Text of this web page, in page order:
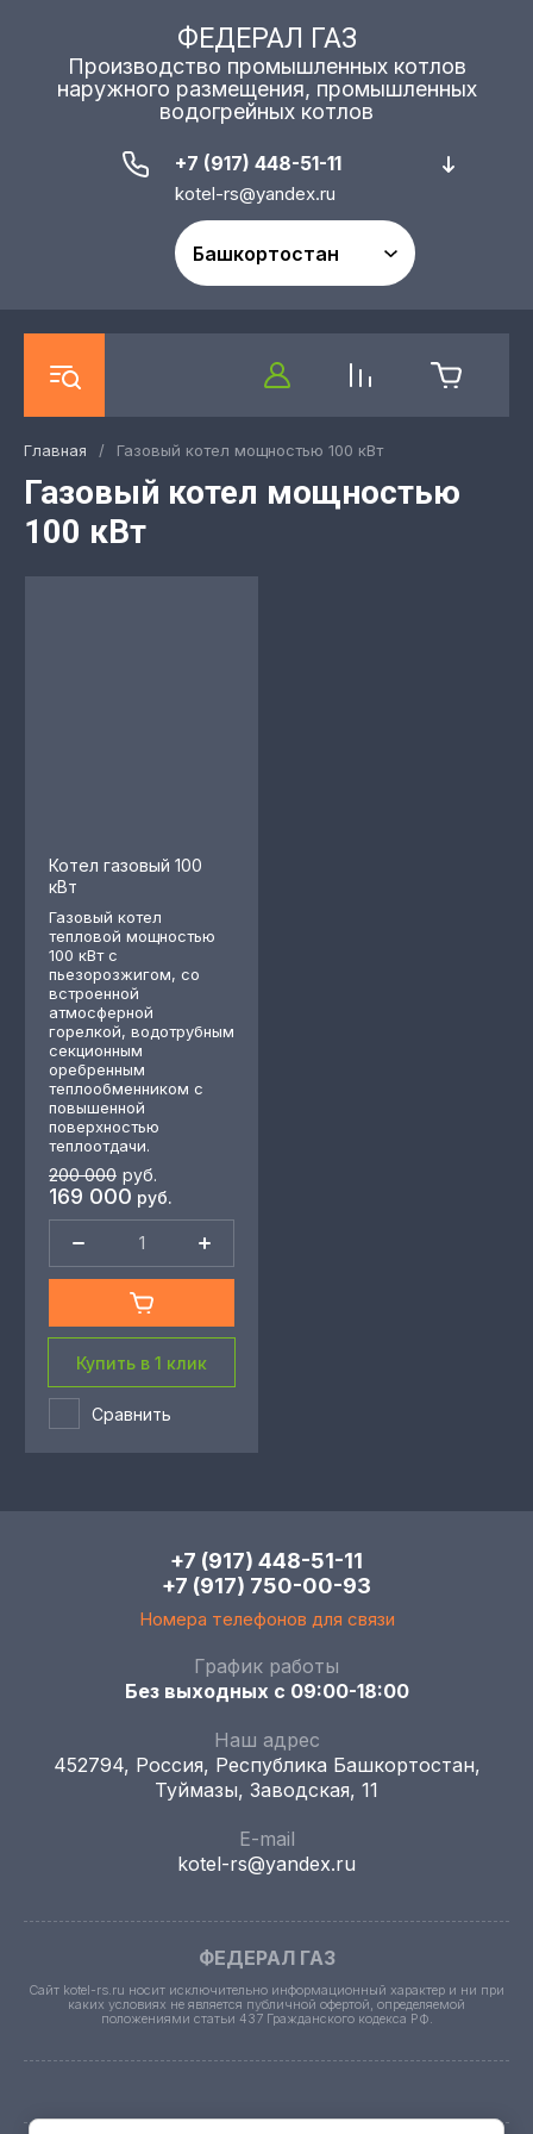
ФЕДЕРАЛ ГАЗ
Производство промышленных котлов
наружного размещения, промышленных
водогрейных котлов
+7 (917) 448-51-11
kotel-rs@yandex.ru
Главная / Газовый котел мощностью 100 кВт
Газовый котел мощностью
100 кВт
Котел газовый 100
кВт
Газовый котел
тепловой мощностью
100 кВт с
пьезорозжигом, со
встроенной
атмосферной
горелкой, водотрубным
секционным
оребренным
теплообменником с
повышенной
поверхностью
теплоотдачи.
200 000 руб.
169 000 руб.
Купить в 1 клик
Сравнить
+7 (917) 448-51-11
+7 (917) 750-00-93
Номера телефонов для связи
График работы
Без выходных с 09:00-18:00
Наш адрес
452794, Россия, Республика Башкортостан,
Туймазы, Заводская, 11
E-mail
kotel-rs@yandex.ru
ФЕДЕРАЛ ГАЗ
Сайт kotel-rs.ru носит исключительно информационный характер и ни при
каких условиях не является публичной офертой, определяемой
положениями статьи 437 Гражданского кодекса РФ.